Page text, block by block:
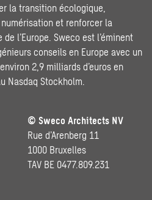
la transition écologique,
et renforcer la
l’Europe. Sweco est l’éminent
conseils en Europe avec un
2,9 milliards d’euros en
Nasdaq Stockholm.
© Sweco Architects NV
Rue d’Arenberg 11
1000 Bruxelles
TAV BE 0477.809.231